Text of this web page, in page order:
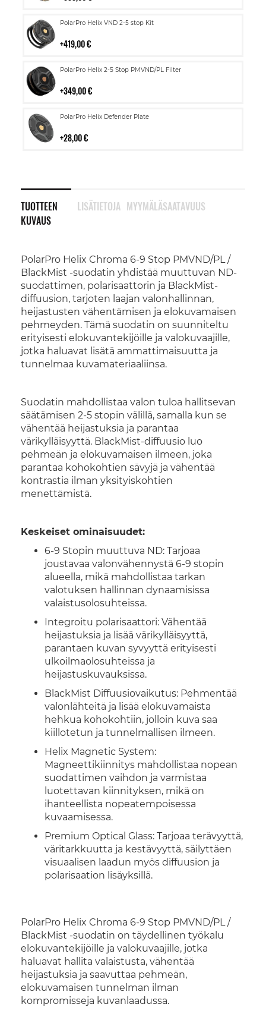
PolarPro Helix VND 2-5 stop Kit
419,00 €
Lisää
PolarPro Helix 2-5 Stop PMVND/PL Filter
349,00 €
Lisää
PolarPro Helix Defender Plate
28,00 €
Lisää
TUOTTEEN
KUVAUS
PolarPro Helix Chroma 6-9 Stop PMVND/PL /
BlackMist -suodatin yhdistää muuttuvan ND-
suodattimen, polarisaattorin ja BlackMist-
diffuusion, tarjoten laajan valonhallinnan,
heijastusten vähentämisen ja elokuvamaisen
pehmeyden. Tämä suodatin on suunniteltu
erityisesti elokuvantekijöille ja valokuvaajille,
jotka haluavat lisätä ammattimaisuutta ja
tunnelmaa kuvamateriaaliinsa.
Suodatin mahdollistaa valon tuloa hallitsevan
säätämisen 2-5 stopin välillä, samalla kun se
vähentää heijastuksia ja parantaa
värikylläisyyttä. BlackMist-diffuusio luo
pehmeän ja elokuvamaisen ilmeen, joka
parantaa kohokohtien sävyjä ja vähentää
kontrastia ilman yksityiskohtien
menettämistä.
Keskeiset ominaisuudet:
6-9 Stopin muuttuva ND: Tarjoaa
joustavaa valonvähennystä 6-9 stopin
alueella, mikä mahdollistaa tarkan
valotuksen hallinnan dynaamisissa
valaistusolosuhteissa.
Integroitu polarisaattori: Vähentää
heijastuksia ja lisää värikylläisyyttä,
parantaen kuvan syvyyttä erityisesti
ulkoilmaolosuhteissa ja
heijastuskuvauksissa.
BlackMist Diffuusiovaikutus: Pehmentää
valonlähteitä ja lisää elokuvamaista
hehkua kohokohtiin, jolloin kuva saa
kiillotetun ja tunnelmallisen ilmeen.
Helix Magnetic System:
Magneettikiinnitys mahdollistaa nopean
suodattimen vaihdon ja varmistaa
luotettavan kiinnityksen, mikä on
ihanteellista nopeatempoisessa
kuvaamisessa.
Premium Optical Glass: Tarjoaa terävyyttä,
väritarkkuutta ja kestävyyttä, säilyttäen
visuaalisen laadun myös diffuusion ja
polarisaation lisäyksillä.
PolarPro Helix Chroma 6-9 Stop PMVND/PL /
BlackMist -suodatin on täydellinen työkalu
elokuvantekijöille ja valokuvaajille, jotka
haluavat hallita valaistusta, vähentää
heijastuksia ja saavuttaa pehmeän,
elokuvamaisen tunnelman ilman
kompromisseja kuvanlaadussa.
LISÄTIETOJA MYYMÄLÄSAATAVUUS